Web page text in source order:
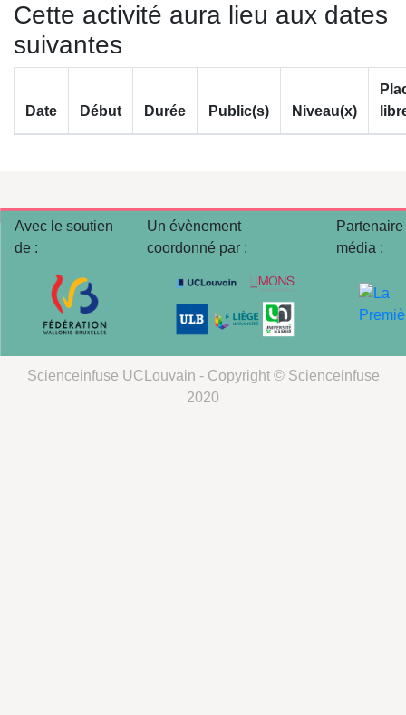
Cette activité aura lieu aux dates
suivantes
Date Début Durée Public(s) Niveau(x)
Avec le soutien
de :
Un évènement
coordonné par :
Partenaire
média :
Scienceinfuse UCLouvain - Copyright © Scienceinfuse
2020